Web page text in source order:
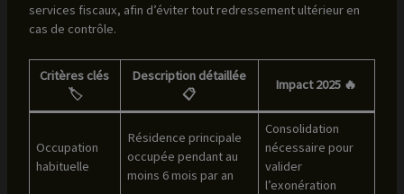
services fiscaux, afin d’éviter tout redressement ultérieur en
cas de contrôle.
Critères clés
🏷️
Description détaillée
📋
Impact 2025 🔥
Occupation
habituelle
Résidence principale
occupée pendant au
moins 6 mois par an
Consolidation
nécessaire pour
valider
l’exonération